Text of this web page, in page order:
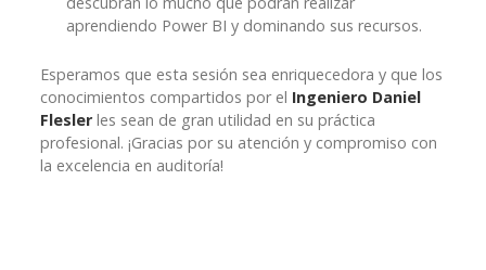
aprendiendo Power BI y dominando sus recursos.
Esperamos que esta sesión sea enriquecedora y que los
conocimientos compartidos por el Ingeniero Daniel
Flesler les sean de gran utilidad en su práctica
profesional. ¡Gracias por su atención y compromiso con
la excelencia en auditoría!